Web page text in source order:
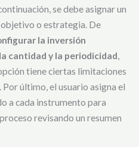
se debe asignar un
o estrategia. De
la inversión
cantidad y la periodicidad,
tiene ciertas limitaciones
último, el usuario asigna el
a cada instrumento para
revisando un resumen